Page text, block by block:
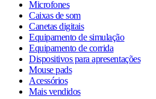
Microfones
Caixas de som
Canetas digitais
Equipamento de simulação
Equipamento de corrida
Dispositivos para apresentações
Mouse pads
Acessórios
Mais vendidos